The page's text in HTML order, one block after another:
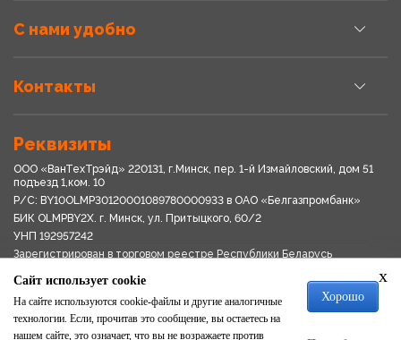
С нами удобно
Контакты
Реквизиты
ООО «ВанТехТрэйд» 220131, г.Минск, пер. 1-й Измайловский, дом 51
подъезд 1,ком. 10
Р/С: BY10OLMP30120001089780000933 в OАО «Белгазпромбанк»
БИК OLMPBY2X. г. Минск, ул. Притыцкого, 60/2
УНП 192957242
Зарегистрирован в торговом реестре Республики Беларусь
Свидетельство о регистрации № 192957242выдано 18.08.2017
Мингориспоплком
Политика обработки персональных данных
Положение о системе видеонаблюдения
x
Сайт использует cookie
На сайте используются cookie-файлы и другие аналогичные
технологии. Если, прочитав это сообщение, вы остаетесь на
нашем сайте, это означает, что вы не возражаете против
Хорошо